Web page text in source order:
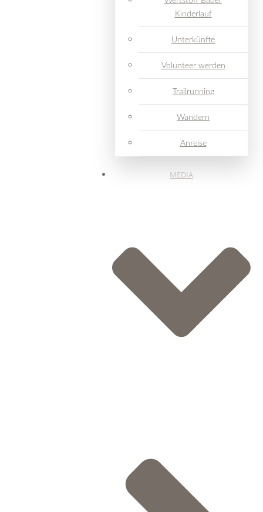
Kinderlauf
Unterkünfte
Volunteer werden
Trailrunning
Wandern
Anreise
MEDIA